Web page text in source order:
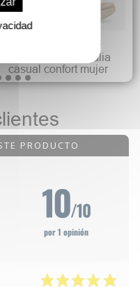
44,90 €
AMARPIES Sandalia
casual confort mujer
PRODUCTO
10/10
por 1 opinión